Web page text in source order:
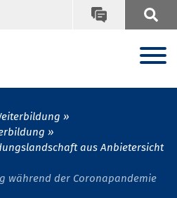
aus Anbietersicht
während der Coronapandemie